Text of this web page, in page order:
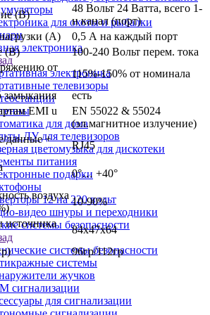
для охоты и рыбалки
электроника
электроника
телевизоры
для дома
ДУ для телевизоров
цветомузыка для дискотеки
питания
подарки
12 на 220 вольт
видео шнуры и переходники
системы безопасности
системы безопасности
системы
жучков
сигнализации
для сигнализации
(В)
48 Вольт 24 Ватта, всего 1-
н канал (порт)
(А)
0,5 А на каждый порт
(В)
100-240 Вольт перем. тока
от
115%-150% от номинала
замыкания
есть
EMI u
EN 55022 & 55024
(эл.магнитное излучение)
данные +
RJ45
0°… +40°
воздуха
10-90%
источника
84x47x64
96гр/112гр